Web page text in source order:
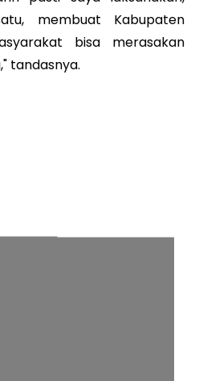
membuat Kabupaten
bisa merasakan
tandasnya.